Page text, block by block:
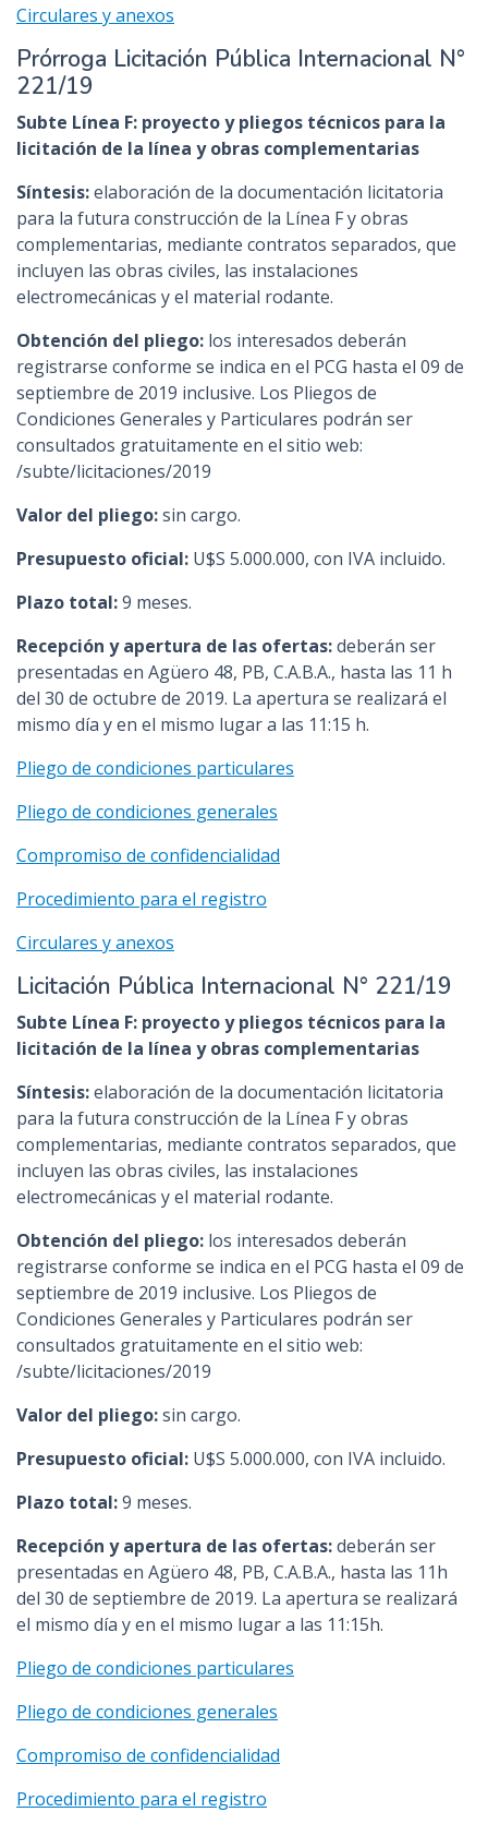
Circulares y anexos
Prórroga Licitación Pública Internacional N°
221/19
Subte Línea F: proyecto y pliegos técnicos para la
licitación de la línea y obras complementarias
Síntesis:elaboración de la documentación licitatoria
para la futura construcción de la Línea F y obras
complementarias, mediante contratos separados, que
incluyen las obras civiles, las instalaciones
electromecánicas y el material rodante.
Obtención del pliego: los interesados deberán
registrarse conforme se indica en el PCG hasta el 09 de
septiembre de 2019 inclusive. Los Pliegos de
Condiciones Generales y Particulares podrán ser
consultados gratuitamente en el sitio web:
/subte/licitaciones/2019
Valor del pliego:sin cargo.
Presupuesto oficial: U$S 5.000.000, con IVA incluido.
Plazo total:9 meses.
Recepción y apertura de las ofertas:deberán ser
presentadas en Agüero 48, PB, C.A.B.A., hasta las 11 h
del 30 de octubre de 2019. La apertura se realizará el
mismo día y en el mismo lugar a las 11:15 h.
Pliego de condiciones particulares
Pliego de condiciones generales
Compromiso de confidencialidad
Procedimiento para el registro
Circulares y anexos
Licitación Pública Internacional N° 221/19
Subte Línea F: proyecto y pliegos técnicos para la
licitación de la línea y obras complementarias
Síntesis:elaboración de la documentación licitatoria
para la futura construcción de la Línea F y obras
complementarias, mediante contratos separados, que
incluyen las obras civiles, las instalaciones
electromecánicas y el material rodante.
Obtención del pliego: los interesados deberán
registrarse conforme se indica en el PCG hasta el 09 de
septiembre de 2019 inclusive. Los Pliegos de
Condiciones Generales y Particulares podrán ser
consultados gratuitamente en el sitio web:
/subte/licitaciones/2019
Valor del pliego:sin cargo.
Presupuesto oficial: U$S 5.000.000, con IVA incluido.
Plazo total:9 meses.
Recepción y apertura de las ofertas:deberán ser
presentadas en Agüero 48, PB, C.A.B.A., hasta las 11h
del 30 de septiembre de 2019. La apertura se realizará
el mismo día y en el mismo lugar a las 11:15h.
Pliego de condiciones particulares
Pliego de condiciones generales
Compromiso de confidencialidad
Procedimiento para el registro